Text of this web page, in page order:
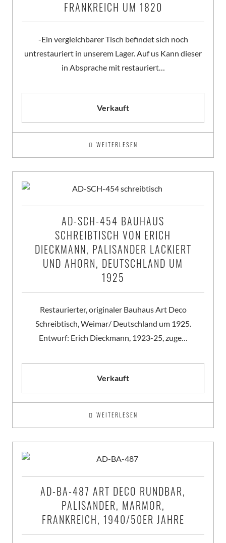
FRANKREICH UM 1820
-Ein vergleichbarer Tisch befindet sich noch
untrestauriert in unserem Lager. Auf us Kann dieser
in Absprache mit restauriert…
Verkauft
WEITERLESEN
AD-SCH-454 BAUHAUS
SCHREIBTISCH VON ERICH
DIECKMANN, PALISANDER LACKIERT
UND AHORN, DEUTSCHLAND UM
1925
Restaurierter, originaler Bauhaus Art Deco
Schreibtisch, Weimar/ Deutschland um 1925.
Entwurf: Erich Dieckmann, 1923-25, zuge…
Verkauft
WEITERLESEN
AD-BA-487 ART DECO RUNDBAR,
PALISANDER, MARMOR,
FRANKREICH, 1940/50ER JAHRE